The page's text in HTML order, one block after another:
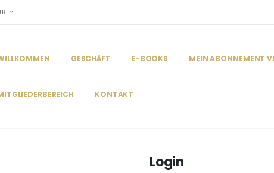
GESCHÄFT E-BOOKS MEIN ABONNEMENT
KONTAKT
Login